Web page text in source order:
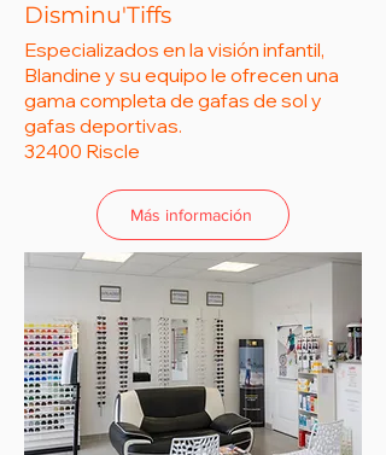
Disminu'Tiffs
Especializados en la visión infantil,
Blandine y su equipo le ofrecen una
gama completa de gafas de sol y
gafas deportivas.
32400 Riscle
Más información